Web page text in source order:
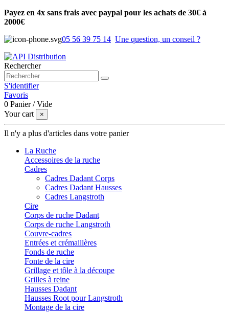
Payez en 4x sans frais avec paypal pour les achats de 30€ à
2000€
05 56 39 75 14 Une question, un conseil ?
Rechercher
S'identifier
Favoris
0 Panier /Vide
Your cart
×
Il n'y a plus d'articles dans votre panier
La Ruche
Accessoires de la ruche
Cadres
Cadres Dadant Corps
Cadres Dadant Hausses
Cadres Langstroth
Cire
Corps de ruche Dadant
Corps de ruche Langstroth
Couvre-cadres
Entrées et crémaillères
Fonds de ruche
Fonte de la cire
Grillage et tôle à la découpe
Grilles à reine
Hausses Dadant
Hausses Root pour Langstroth
Montage de la cire